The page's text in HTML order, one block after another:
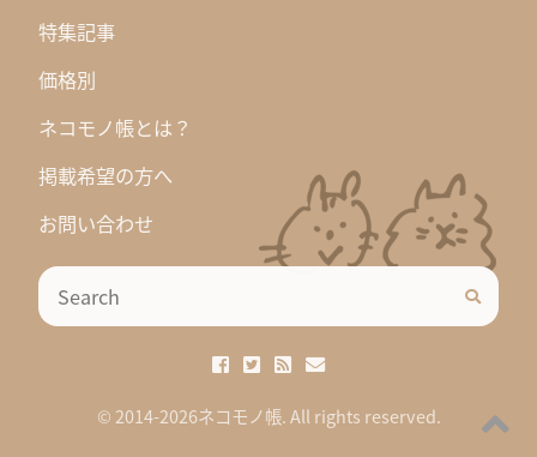
特集記事
価格別
ネコモノ帳とは？
掲載希望の方へ
お問い合わせ
© 2014-2026ネコモノ帳. All rights reserved.